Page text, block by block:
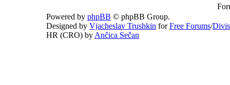
Powered by phpBB © phpBB Group.
Designed by Vjacheslav Trushkin forFree Forums/
HR (CRO) by Ančica Sečan